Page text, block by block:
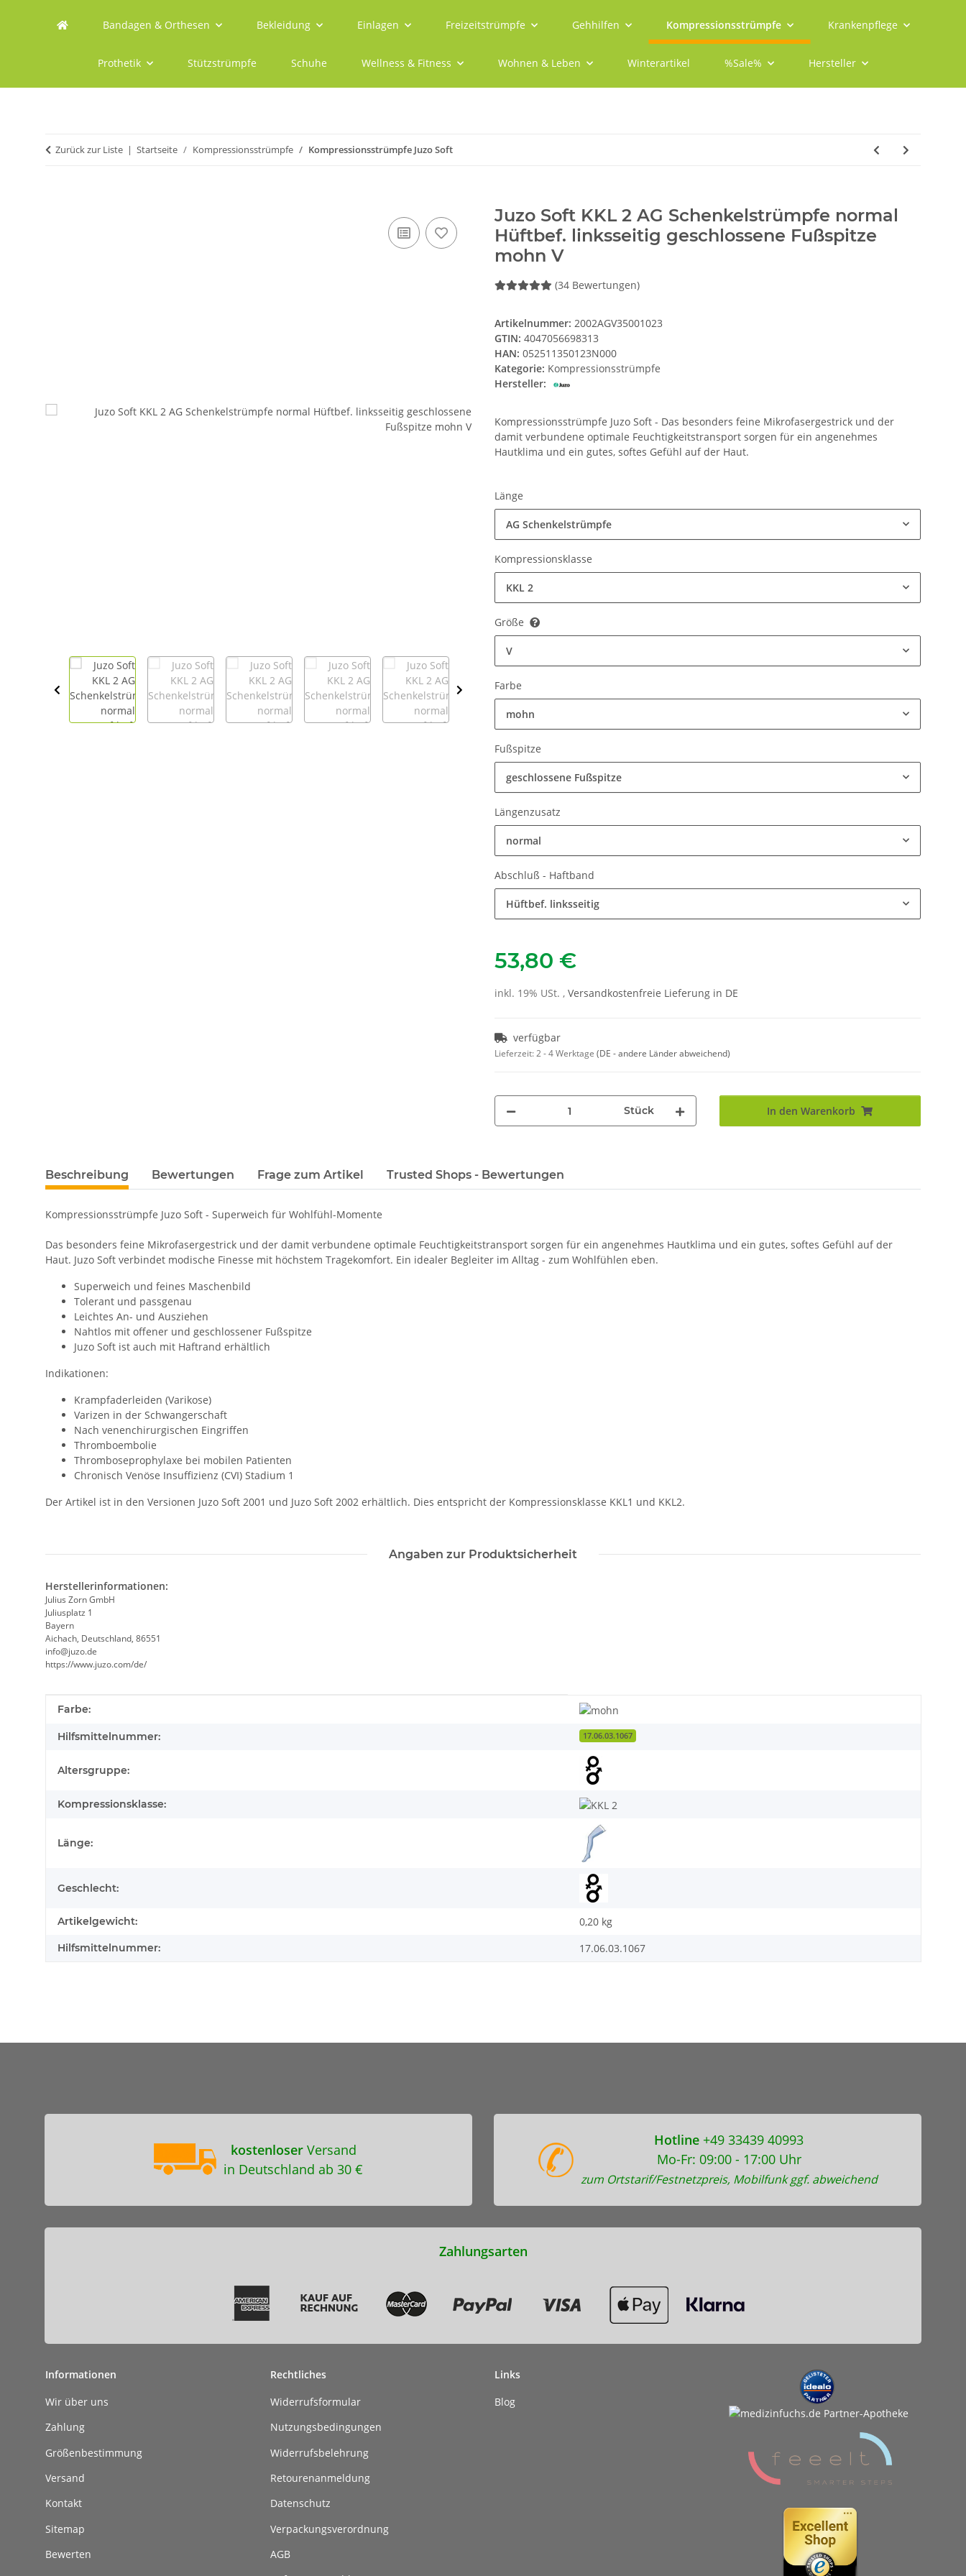
Bandagen & Orthesen Bekleidung Einlagen Freizeitstrümpfe Gehhilfen Kompressionsstrümpfe Krankenpflege
Prothetik Stützstrümpfe Schuhe Wellness & Fitness Wohnen & Leben Winterartikel %Sale% Hersteller
Zurück zur Liste Startseite Kompressionsstrümpfe Kompressionsstrümpfe Juzo Soft
Juzo Soft KKL 2 AG Schenkelstrümpfe normal
Hüftbef. linksseitig geschlossene Fußspitze
mohn V
(34 Bewertungen)
Artikelnummer: 2002AGV35001023
GTIN: 4047056698313
HAN: 052511350123N000
Kategorie: Kompressionsstrümpfe
Hersteller:
Kompressionsstrümpfe Juzo Soft - Das besonders feine Mikrofasergestrick und der
damit verbundene optimale Feuchtigkeitstransport sorgen für ein angenehmes
Hautklima und ein gutes, softes Gefühl auf der Haut.
Länge
AG Schenkelstrümpfe
Kompressionsklasse
KKL 2
Größe
V
Farbe
mohn
Fußspitze
geschlossene Fußspitze
Längenzusatz
normal
Abschluß - Haftband
Hüftbef. linksseitig
53,80 €
inkl. 19% USt. , Versandkostenfreie Lieferung in DE
verfügbar
Lieferzeit:2 - 4 Werktage (DE - andere Länder abweichend)
Stück In den Warenkorb
Beschreibung Bewertungen Frage zum Artikel Trusted Shops - Bewertungen
Kompressionsstrümpfe Juzo Soft - Superweich für Wohlfühl-Momente
Das besonders feine Mikrofasergestrick und der damit verbundene optimale Feuchtigkeitstransport sorgen für ein angenehmes Hautklima und ein gutes, softes Gefühl auf der
Haut. Juzo Soft verbindet modische Finesse mit höchstem Tragekomfort. Ein idealer Begleiter im Alltag - zum Wohlfühlen eben.
Superweich und feines Maschenbild
Tolerant und passgenau
Leichtes An- und Ausziehen
Nahtlos mit offener und geschlossener Fußspitze
Juzo Soft ist auch mit Haftrand erhältlich
Indikationen:
Krampfaderleiden (Varikose)
Varizen in der Schwangerschaft
Nach venenchirurgischen Eingriffen
Thromboembolie
Thromboseprophylaxe bei mobilen Patienten
Chronisch Venöse Insuffizienz (CVI) Stadium 1
Der Artikel ist in den Versionen Juzo Soft 2001 und Juzo Soft 2002 erhältlich. Dies entspricht der Kompressionsklasse KKL1 und KKL2.
Angaben zur Produktsicherheit
Herstellerinformationen:
Julius Zorn GmbH
Juliusplatz 1
Bayern
Aichach, Deutschland, 86551
info@juzo.de
https://www.juzo.com/de/
Produkteigenschaft
Wert
Farbe:
Hilfsmittelnummer: 17.06.03.1067
Altersgruppe:
Kompressionsklasse:
Länge:
Geschlecht:
Artikelgewicht: 0,20 kg
Hilfsmittelnummer: 17.06.03.1067
kostenloserVersand
in Deutschland ab 30 €
Hotline +49 33439 40993
Mo-Fr: 09:00 - 17:00 Uhr
zum Ortstarif/Festnetzpreis, Mobilfunk ggf. abweichend
Zahlungsarten
Informationen
Wir über uns
Zahlung
Größenbestimmung
Versand
Kontakt
Sitemap
Bewerten
Rechtliches
Widerrufsformular
Nutzungsbedingungen
Widerrufsbelehrung
Retourenanmeldung
Datenschutz
Verpackungsverordnung
AGB
Links
Blog